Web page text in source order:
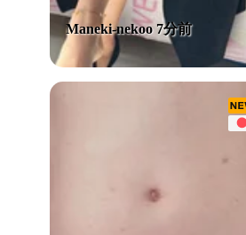
Maneki-nekoo 7分前